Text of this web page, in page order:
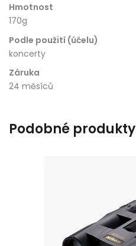
Hmotnost
170g
Podle použití (účelu)
koncerty
Záruka
24 měsíců
Podobné produkty